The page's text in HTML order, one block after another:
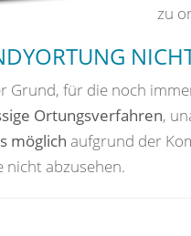
zu
Grund, für die noch
Ortungsverfahren,
möglich aufgrund der
nicht abzusehen.